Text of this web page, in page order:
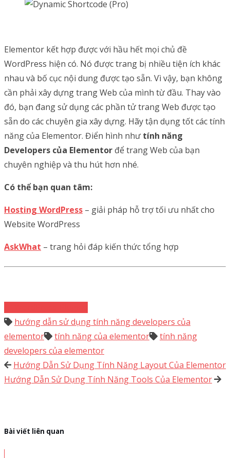
Elementor kết hợp được với hầu hết mọi chủ đề
WordPress hiện có. Nó được trang bị nhiều tiện ích khác
nhau và bố cục nội dung được tạo sẵn. Vì vậy, bạn không
cần phải xây dựng trang Web của mình từ đầu. Thay vào
đó, bạn đang sử dụng các phần tử trang Web được tạo
sẵn do các chuyên gia xây dựng. Hãy tận dụng tốt các tính
năng của Elementor. Điển hình như tính năng
Developers của Elementor để trang Web của bạn
chuyên nghiệp và thu hút hơn nhé.
Có thể bạn quan tâm:
Hosting WordPress – giải pháp hỗ trợ tối ưu nhất cho
Website WordPress
AskWhat – trang hỏi đáp kiến thức tổng hợp
hướng dẫn sử dụng tính năng developers của
elementor
tính năng của elementor
tính năng
developers của elementor
Hướng Dẫn Sử Dụng Tính Năng Layout Của Elementor
Hướng Dẫn Sử Dụng Tính Năng Tools Của Elementor
Bài viết liên quan